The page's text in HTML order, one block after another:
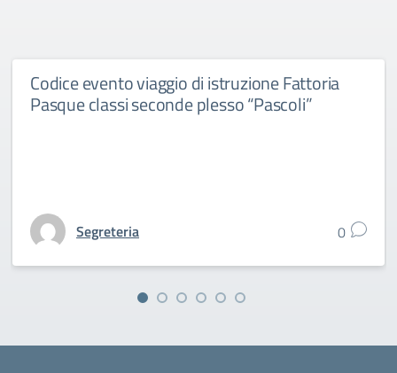
Codice evento viaggio di istruzione Fattoria
Pasque classi seconde plesso “Pascoli”
Segreteria 0